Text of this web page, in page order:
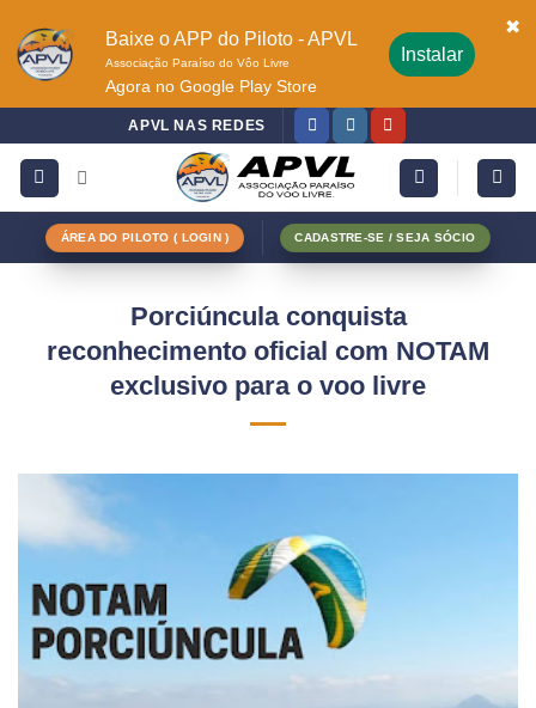
Baixe o APP do Piloto - APVL
Associação Paraíso do Vôo Livre
Agora no Google Play Store
Instalar
✖
APVL NAS REDES
ÁREA DO PILOTO ( LOGIN ) CADASTRE-SE / SEJA SÓCIO
Porciúncula conquista
reconhecimento oficial com NOTAM
exclusivo para o voo livre